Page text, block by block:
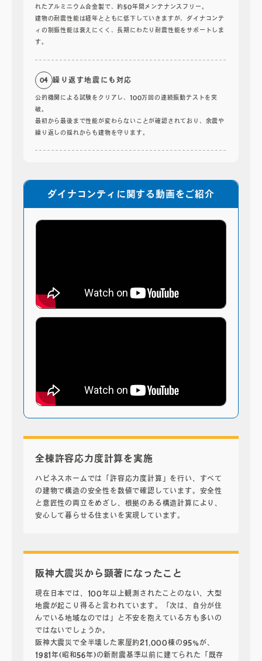
れたアルミニウム合金製で、約50年間メンテナンスフリー。
建物の耐震性能は経年とともに低下していきますが、ダイナコンテ
ィの制振性能は衰えにくく、長期にわたり耐震性能をサポートしま
す。
04 繰り返す地震にも対応
公的機関による試験をクリアし、100万回の連続振動テストを突
破。
最初から最後まで性能が変わらないことが確認されており、余震や
繰り返しの揺れからも建物を守ります。
ダイナコンティに関する動画をご紹介
全棟許容応力度計算を実施
ハピネスホームでは「許容応力度計算」を行い、すべて
の建物で構造の安全性を数値で確認しています。安全性
と意匠性の両立をめざし、根拠のある構造計算により、
安心して暮らせる住まいを実現しています。
阪神大震災から顕著になったこと
現在日本では、100年以上観測されたことのない、大型
地震が起こり得ると言われています。「次は、自分が住
んでいる地域なのでは」と不安を抱えている方も多いの
ではないでしょうか。
阪神大震災で全半壊した家屋約21,000棟の95%が、
1981年(昭和56年)の新耐震基準以前に建てられた「既存